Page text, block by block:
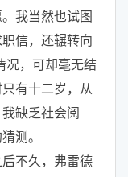
我当然也试图
信，还辗转向
况，可却毫无结
有十二岁，从
缺乏社会阅
测。
不久，弗雷德